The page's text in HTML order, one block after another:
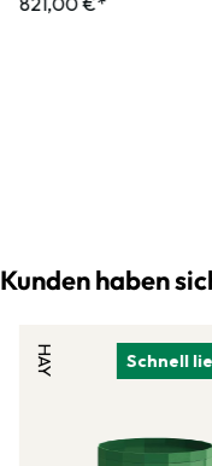
Kunden haben
Schnell
HAY